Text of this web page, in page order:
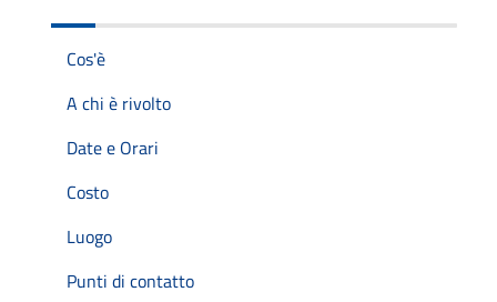
Cos'è
A chi è rivolto
Date e Orari
Costo
Luogo
Punti di contatto